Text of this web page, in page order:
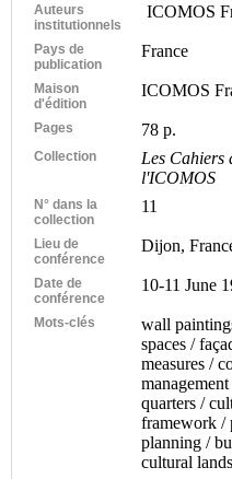
Auteurs
institutionnels
ICOMOS
Pays de
publication
France
Maison
d'édition
ICOMOS
Pages 78 p.
Collection
Les Cahiers
l'ICOMOS
N° dans la
collection
11
Lieu de
conférence
Dijon,
Date de
conférence
10-11 June
Mots-clés
wall
spaces /
measures /
quarters /
framework /
planning /
cultural